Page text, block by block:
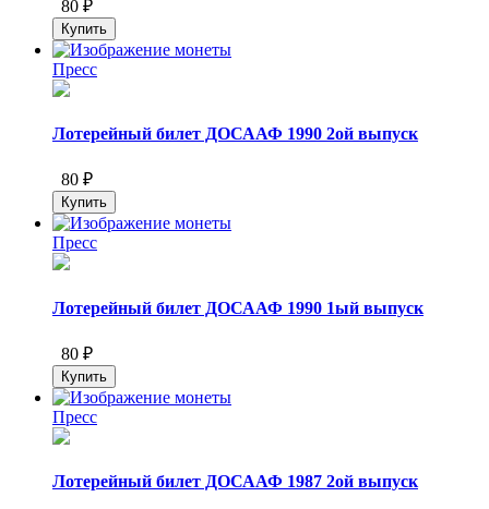
80 ₽
Пресс
Лотерейный билет ДОСААФ 1990 2ой выпуск
80 ₽
Пресс
Лотерейный билет ДОСААФ 1990 1ый выпуск
80 ₽
Пресс
Лотерейный билет ДОСААФ 1987 2ой выпуск